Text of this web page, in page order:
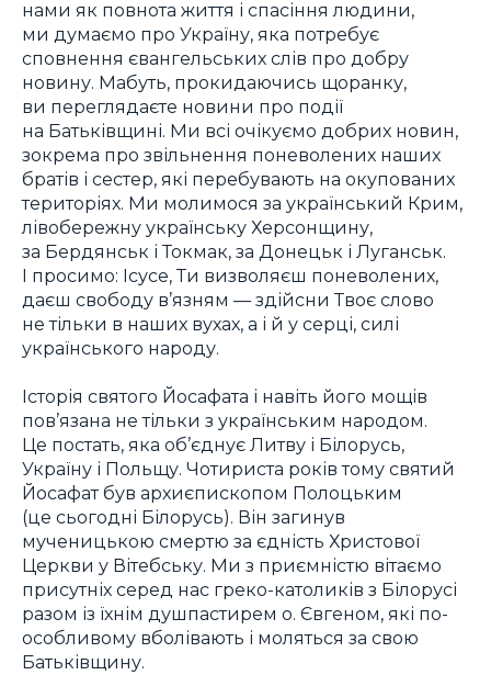
нами як повнота життя і спасіння людини,
ми думаємо про Україну, яка потребує
сповнення євангельських слів про добру
новину. Мабуть, прокидаючись щоранку,
ви переглядаєте новини про події
на Батьківщині. Ми всі очікуємо добрих новин,
зокрема про звільнення поневолених наших
братів і сестер, які перебувають на окупованих
територіях. Ми молимося за український Крим,
лівобережну українську Херсонщину,
за Бердянськ і Токмак, за Донецьк і Луганськ.
І просимо: Ісусе, Ти визволяєш поневолених,
даєш свободу в’язням — здійсни Твоє слово
не тільки в наших вухах, а і й у серці, силі
українського народу.
Історія святого Йосафата і навіть його мощів
пов’язана не тільки з українським народом.
Це постать, яка об’єднує Литву і Білорусь,
Україну і Польщу. Чотириста років тому святий
Йосафат був архиєпископом Полоцьким
(це сьогодні Білорусь). Він загинув
мученицькою смертю за єдність Христової
Церкви у Вітебську. Ми з приємністю вітаємо
присутніх серед нас греко-католиків з Білорусі
разом із їхнім душпастирем о. Євгеном, які по-
особливому вболівають і моляться за свою
Батьківщину.